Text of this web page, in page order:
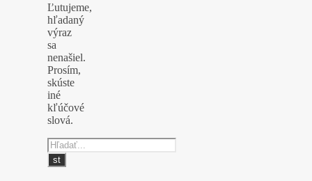
Ľutujeme,
hľadaný
výraz
sa
nenašiel.
Prosím,
skúste
iné
kľúčové
slová.